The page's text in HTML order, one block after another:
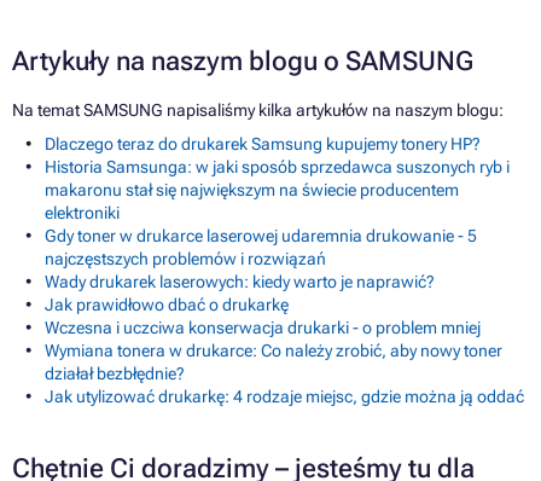
Artykuły na naszym blogu o SAMSUNG
Na temat SAMSUNG napisaliśmy kilka artykułów na naszym blogu:
Dlaczego teraz do drukarek Samsung kupujemy tonery HP?
Historia Samsunga: w jaki sposób sprzedawca suszonych ryb i
makaronu stał się największym na świecie producentem
elektroniki
Gdy toner w drukarce laserowej udaremnia drukowanie - 5
najczęstszych problemów i rozwiązań
Wady drukarek laserowych: kiedy warto je naprawić?
Jak prawidłowo dbać o drukarkę
Wczesna i uczciwa konserwacja drukarki - o problem mniej
Wymiana tonera w drukarce: Co należy zrobić, aby nowy toner
działał bezbłędnie?
Jak utylizować drukarkę: 4 rodzaje miejsc, gdzie można ją oddać
Chętnie Ci doradzimy – jesteśmy tu dla